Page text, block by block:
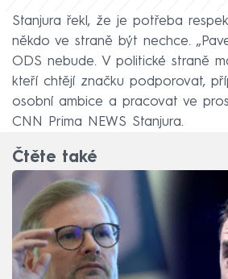
Stanjura řekl, že je potřeba
někdo ve straně být nechce.
ODS nebude. V politické straně
kteří chtějí značku podporovat,
osobní ambice a pracovat ve
CNN Prima NEWS Stanjura.
Čtěte také